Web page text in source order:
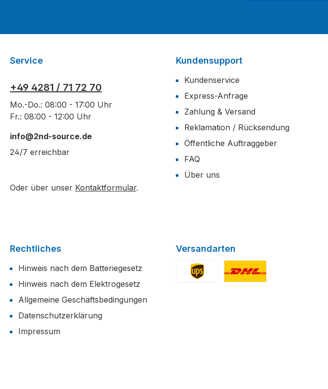
Service
+49 4281 / 71 72 70
Mo.-Do.: 08:00 - 17:00 Uhr
Fr.: 08:00 - 12:00 Uhr
info@2nd-source.de
24/7 erreichbar
Oder über unser Kontaktformular.
Kundensupport
Kundenservice
Express-Anfrage
Zahlung & Versand
Reklamation / Rücksendung
Öffentliche Auftraggeber
FAQ
Über uns
Rechtliches
Hinweis nach dem Batteriegesetz
Hinweis nach dem Elektrogesetz
Allgemeine Geschäftsbedingungen
Datenschutzerklärung
Impressum
Versandarten